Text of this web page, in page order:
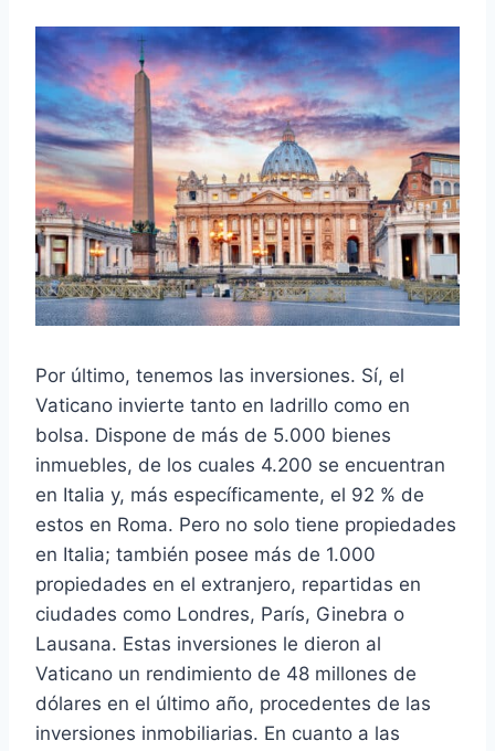
Por último, tenemos las inversiones. Sí, el
Vaticano invierte tanto en ladrillo como en
bolsa. Dispone de más de 5.000 bienes
inmuebles, de los cuales 4.200 se encuentran
en Italia y, más específicamente, el 92 % de
estos en Roma. Pero no solo tiene propiedades
en Italia; también posee más de 1.000
propiedades en el extranjero, repartidas en
ciudades como Londres, París, Ginebra o
Lausana. Estas inversiones le dieron al
Vaticano un rendimiento de 48 millones de
dólares en el último año, procedentes de las
inversiones inmobiliarias. En cuanto a las